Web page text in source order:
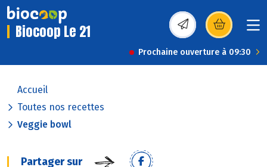
Biocoop Le 21 (s’ouvre dans une
Prochaine ouverture à 09:30
Accueil
Toutes nos recettes
Veggie bowl
Partager sur